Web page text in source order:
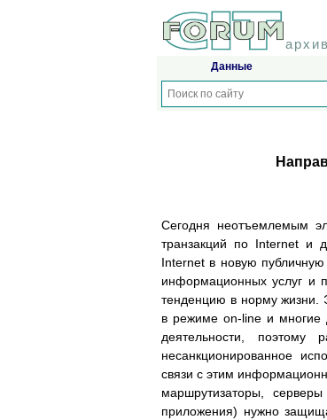
архив
Данные
Сегодня неотъемлемым
транзакций по Internet и
Internet в новую
информационных услуг и
тенденцию в норму жизни.
в режиме on-line и многие
деятельности, поэтому
несанкционированное
связи с этим
маршрутизаторы,
приложения) нужно